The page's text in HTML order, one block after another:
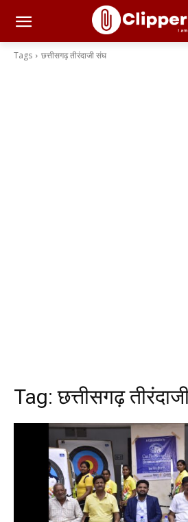
Tags छत्तीसगढ़ तीरंदाजी संघ
Tag:छत्तीसगढ़